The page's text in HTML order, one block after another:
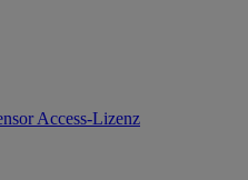
Access-Lizenz